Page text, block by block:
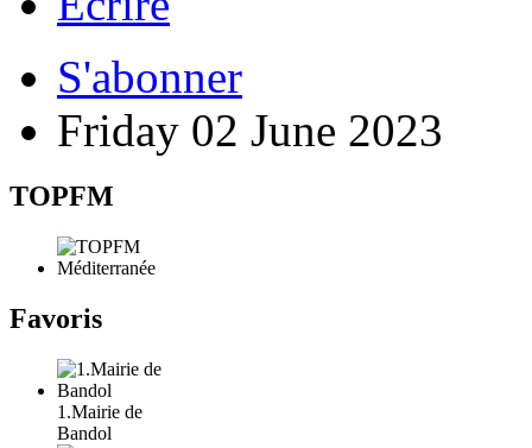
S'abonner
Friday 02 June 2023
TOPFM
Favoris
1.Mairie de
Bandol